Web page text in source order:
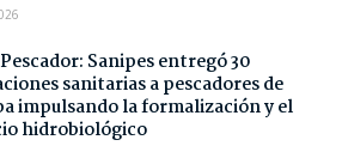
Sanipes entregó 30
sanitarias a pescadores de
impulsando la formalización y el
hidrobiológico